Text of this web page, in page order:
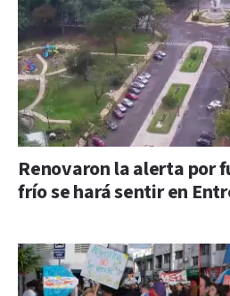
Renovaron la alerta por
frío se hará sentir en